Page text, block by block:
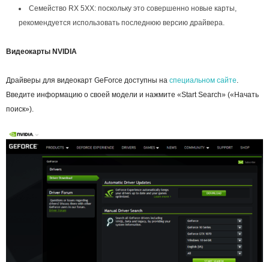
Семейство RX 5ХХ: поскольку это совершенно новые карты,
рекомендуется использовать последнюю версию драйвера.
Видеокарты NVIDIA
Драйверы для видеокарт GeForce доступны на специальном сайте.
Введите информацию о своей модели и нажмите «Start Search» («Начать
поиск»).